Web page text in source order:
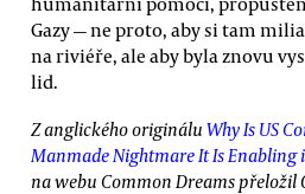
Gazy — ne proto, aby si tam
na riviéře, ale aby byla znovu
lid.
Z anglického originálu Why Is US
Manmade Nightmare It Is Enabling
na webu Common Dreams přeložil